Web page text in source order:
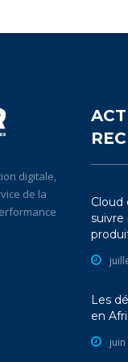
digitale,
de la
Cloud
suivre
Les
en
juin